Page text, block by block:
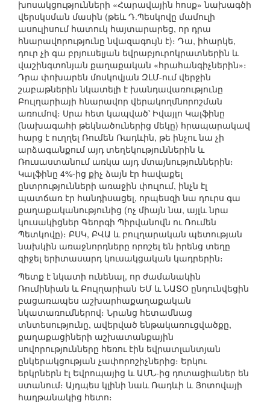
խոսակցությունների «Հարավային հոսք» նախագծի
վերսկսման մասին (թեև Դ.Պեսկովը մամուլի
ասուլիսում հատուկ հայտարարեց, որ դրա
հնարավորությունը նվազագույն է)։ Դա, իհարկե,
դուր չի գա բրյուսելյան եվրաբյուրոկրատներին և
վաշինգտոնյան քաղաքական «հրահանգիչներին»։
Դրա փոխարեն մոսկովյան ԶԼՄ-ում վերջին
շաբաթներին նկատելի է խանդավառությունը
Բուլղարիայի հնարավոր վերակողմնորոշման
առումով։ Սրա հետ կապված՝ Իվայլո Կալֆինը
(նախագահի թեկնածուներից մեկը) հրապարակավ
հարց է ուղղել Ռումեն Ռադևին, թե ինչու նա չի
արձագանքում այդ տեղեկություններին և
Ռուսաստանում առկա այդ մտայնություններին։
Կալֆինը 4%-ից քիչ ձայն էր հավաքել
ընտրությունների առաջին փուլում, ինչն էլ
պատճառ էր հանդիսացել, որպեսզի նա դուրս գա
քաղաքականությունից (ոչ միայն նա, այլև նրա
կուսակիցներ Գեորգի Պիրվանովն ու Ռումեն
Պետկովը)։ ԲՍԿ, ԲՎԱ և բուլղարական պետության
նախկին առաջնորդները որոշել են իրենց տեղը
զիջել երիտասարդ կուսակցական կադրերին։
Պետք է նկատի ունենալ, որ ժամանակին
Ռումինիան և Բուլղարիան ԵՄ և ՆԱՏՕ ընդունվեցին
բացառապես աշխարհաքաղաքական
նկատառումներով։ Նրանց հետամնաց
տնտեսությունը, ավերված ենթակառուցվածքը,
քաղաքացիների աշխատանքային
սովորությունները հեռու էին եվրատլանտյան
ընկերակցության չափորոշիչներից։ Երկու
երկրներն էլ Եվրոպայից և ԱՄՆ-ից դոտացիաներ են
ստանում։ Այդպես կլինի նաև Ռադևի և Յոտովայի
հաղթանակից հետո։